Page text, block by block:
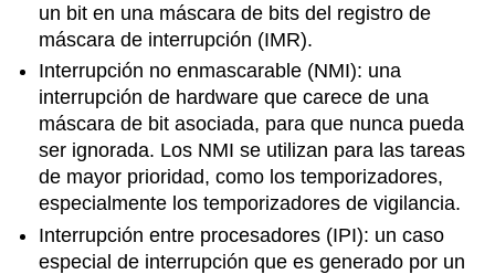
un bit en una máscara de bits del registro de
máscara de interrupción (IMR).
Interrupción no enmascarable (NMI): una
interrupción de hardware que carece de una
máscara de bit asociada, para que nunca pueda
ser ignorada. Los NMI se utilizan para las tareas
de mayor prioridad, como los temporizadores,
especialmente los temporizadores de vigilancia.
Interrupción entre procesadores (IPI): un caso
especial de interrupción que es generado por un